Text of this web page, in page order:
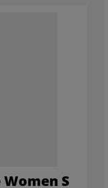
S